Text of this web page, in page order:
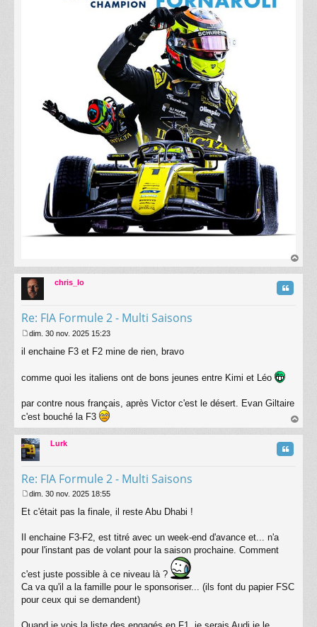
au
chris_lo
Re: FIA Formule 2 - Multi Saisons
Citation
e
e
dim. 30 nov. 2025 15:23
il enchaine F3 et F2 mine de rien, bravo
comme quoi les italiens ont de bons jeunes entre Kimi et Léo
par contre nous français, après Victor c'est le désert. Evan Giltaire
c'est bouché la F3
au
Lurk
Re: FIA Formule 2 - Multi Saisons
Citation
e
g
dim. 30 nov. 2025 18:55
Et c'était pas la finale, il reste Abu Dhabi !
Il enchaine F3-F2, est titré avec un week-end d'avance et... n'a
pour l'instant pas de volant pour la saison prochaine. Comment
c'est juste possible à ce niveau là ?
Ca va qu'il a la famille pour le sponsoriser... (ils font du papier FSC
pour ceux qui se demandent)